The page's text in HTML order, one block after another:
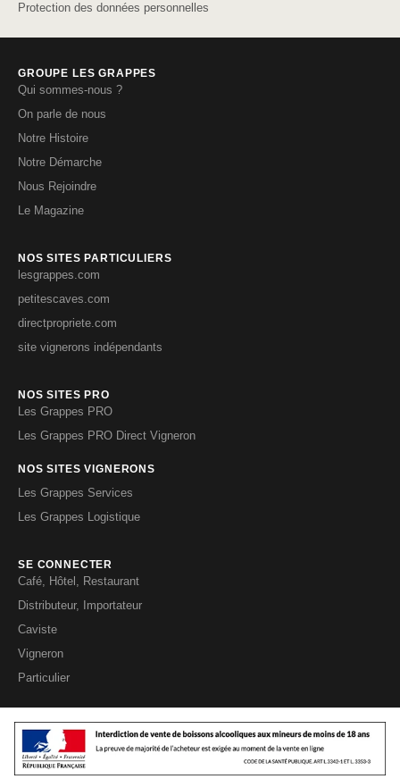
Protection des données personnelles
GROUPE LES GRAPPES
Qui sommes-nous ?
On parle de nous
Notre Histoire
Notre Démarche
Nous Rejoindre
Le Magazine
NOS SITES PARTICULIERS
lesgrappes.com
petitescaves.com
directpropriete.com
site vignerons indépendants
NOS SITES PRO
Les Grappes PRO
Les Grappes PRO Direct Vigneron
NOS SITES VIGNERONS
Les Grappes Services
Les Grappes Logistique
SE CONNECTER
Café, Hôtel, Restaurant
Distributeur, Importateur
Caviste
Vigneron
Particulier